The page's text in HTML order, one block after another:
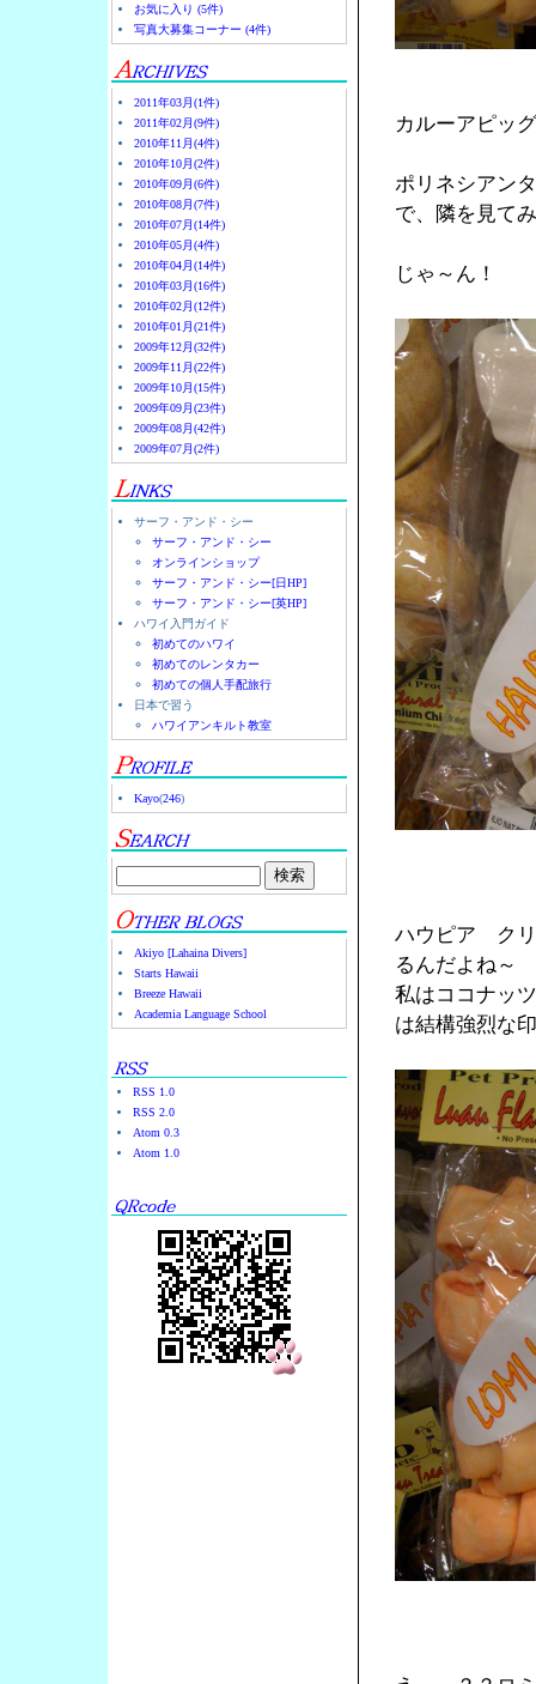
お気に入り (5件)
写真大募集コーナー (4件)
2011年03月(1件)
2011年02月(9件)
2010年11月(4件)
2010年10月(2件)
2010年09月(6件)
2010年08月(7件)
2010年07月(14件)
2010年05月(4件)
2010年04月(14件)
2010年03月(16件)
2010年02月(12件)
2010年01月(21件)
2009年12月(32件)
2009年11月(22件)
2009年10月(15件)
2009年09月(23件)
2009年08月(42件)
2009年07月(2件)
サーフ・アンド・シー
サーフ・アンド・シー
オンラインショップ
サーフ・アンド・シー[日HP]
サーフ・アンド・シー[英HP]
ハワイ入門ガイド
初めてのハワイ
初めてのレンタカー
初めての個人手配旅行
日本で習う
ハワイアンキルト教室
Kayo(246)
Akiyo [Lahaina Divers]
Starts Hawaii
Breeze Hawaii
Academia Language School
RSS 1.0
RSS 2.0
Atom 0.3
Atom 1.0
カルーアピッ
ポリネシアン
で、隣を見て
じゃ～ん！
ハウピア クリ
るんだよね～
私はココナッ
は結構強烈な